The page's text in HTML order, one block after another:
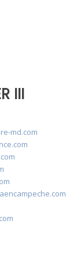
III
md.com